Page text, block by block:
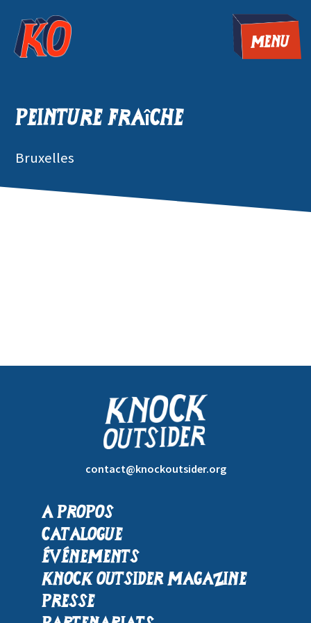
MENU
Peinture Fraîche
Bruxelles
contact@knockoutsider.org
A propos
Catalogue
Événements
Knock Outsider Magazine
Presse